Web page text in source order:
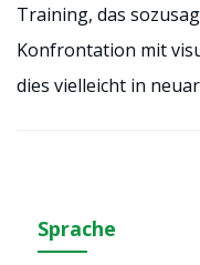
Training, das
Konfrontation mit
dies vielleicht in
Sprache